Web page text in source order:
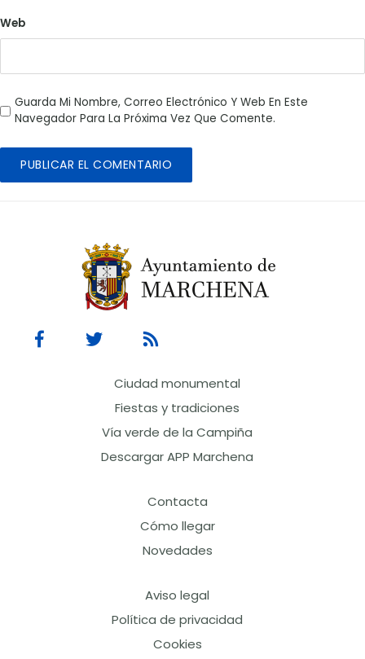
Web
Guarda Mi Nombre, Correo Electrónico Y Web En Este
Navegador Para La Próxima Vez Que Comente.
Ciudad monumental
Fiestas y tradiciones
Vía verde de la Campiña
Descargar APP Marchena
Contacta
Cómo llegar
Novedades
Aviso legal
Política de privacidad
Cookies